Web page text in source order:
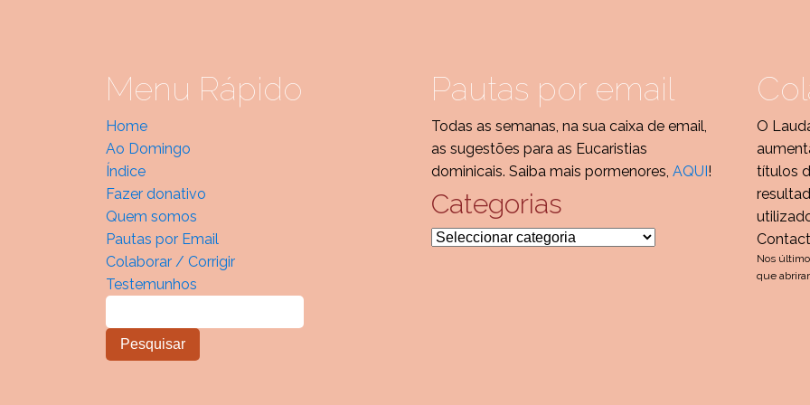
Menu Rápido
Home
Ao Domingo
Índice
Fazer donativo
Quem somos
Pautas por Email
Colaborar / Corrigir
Testemunhos
Pautas por email
Todas as semanas, na sua caixa de email,
as sugestões para as Eucaristias
dominicais. Saiba mais pormenores, AQUI !
Categorias
Categorias
O
títulos
Nos
que